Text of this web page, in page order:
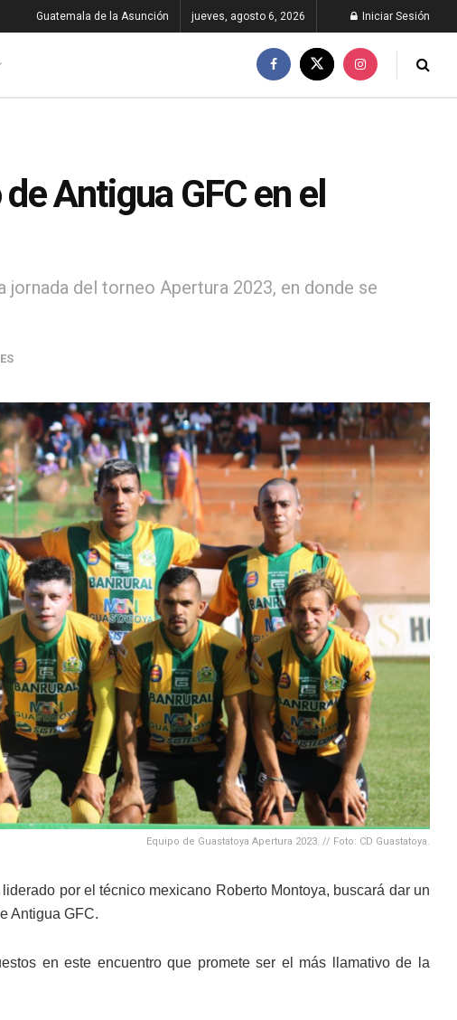
Guatemala de la Asunción jueves, agosto 6, 2026 Iniciar Sesión
Antigua GFC en el
jornada del torneo Apertura 2023, en donde se
Equipo de Guastatoya Apertura 2023. // Foto: CD Guastatoya.
por el técnico mexicano Roberto Montoya, buscará dar un
Antigua GFC.
en este encuentro que promete ser el más llamativo de la